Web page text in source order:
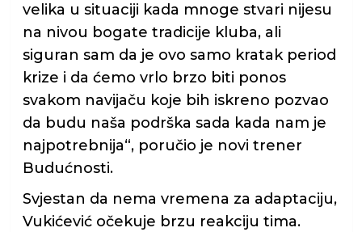
velika u situaciji kada mnoge stvari nijesu
na nivou bogate tradicije kluba, ali
siguran sam da je ovo samo kratak period
krize i da ćemo vrlo brzo biti ponos
svakom navijaču koje bih iskreno pozvao
da budu naša podrška sada kada nam je
najpotrebnija“, poručio je novi trener
Budućnosti.
Svjestan da nema vremena za adaptaciju,
Vukićević očekuje brzu reakciju tima.